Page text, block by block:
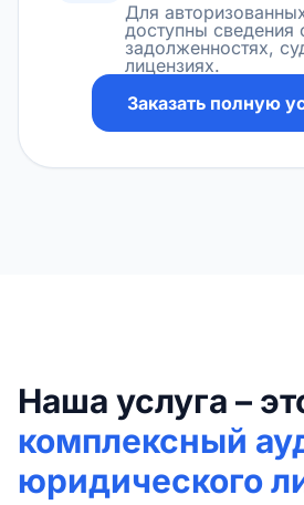
Для
доступны сведения
задолженностях,
лицензиях.
Заказать полную
Наша услуга –
комплексный
юридического